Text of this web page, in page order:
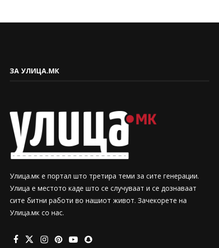
ЗА УЛИЦА.МК
Улица.мк е портал што третира теми за сите генерации.
Улица е местото каде што се случуваат и се дознаваат
сите битни работи во нашиот живот. Зачекорете на
Улица.мк со нас.